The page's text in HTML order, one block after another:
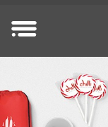
سایر هدایا
Other Gifts